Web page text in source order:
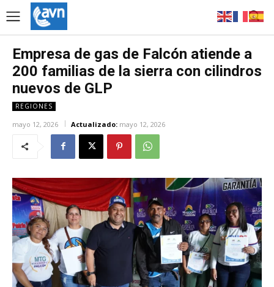
Empresa de gas de Falcón atiende a
200 familias de la sierra con cilindros
nuevos de GLP
REGIONES
mayo 12, 2026 Actualizado: mayo 12, 2026